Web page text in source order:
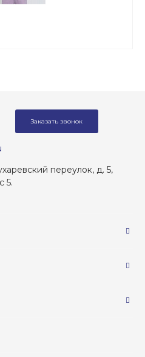
Заказать звонок
переулок, д. 5,
5.